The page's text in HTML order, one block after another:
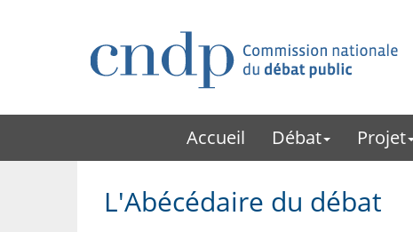
Accueil Débat Projet
L'Abécédaire du débat